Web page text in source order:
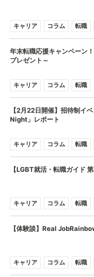
キャリア コラム 転職
年末転職応援キャンペーン
プレゼント～
キャリア コラム 転職
【2月22日開催】招待制イ
Night」レポート
キャリア コラム 転職
【LGBT就活・転職ガイド
キャリア コラム 転職
【体験談】Real
キャリア コラム 転職